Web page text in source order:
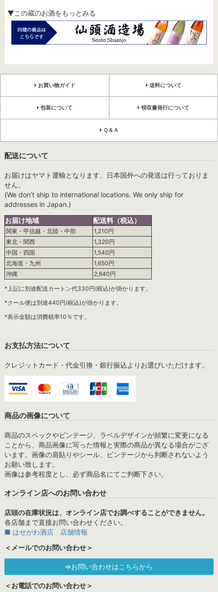
▼この蔵のお酒をもっとみる
お買い物ガイド 送料について
包装について 領収書発行について
Ｑ＆Ａ
配送について
お届けはヤマト運輸となります。日本国外への発送は行っておりま
せん。
(We don't ship to international locations. We only ship for
addresses in Japan.)
お届け地域
配送料（税込）
関東・甲信越・北陸・中部
1,210円
東北・関西
1,320円
中国・四国
1,540円
北海道・九州
1,650円
沖縄
2,640円
*上記に別途配送カートン代330円(税込)が掛かります。
*クール便は別途440円(税込)が掛かります。
*表示金額は消費税率10％です。
お支払方法について
クレジットカード・代金引換・銀行振込よりお選びいただけます。
商品の画像について
商品のスペックやビンテージ、ラベルデザインが頻繁に変更になる
ことから、商品画像に写った情報と実際の商品が異なる場合がござ
います。画像の肩貼りやシール、ビンテージから判断されないよう
お願い致します。
画像は参考程度とし、必ず商品名にてご判断下さい。
オンライン店へのお問い合わせ
店頭の在庫状況は、オンライン店でお調べすることができません。
各店舗まで直接お問い合わせください。
■ はせがわ酒店 店舗情報
＜メールでのお問い合わせ＞
⇒お問い合わせはこちらから
＜お電話でのお問い合わせ＞